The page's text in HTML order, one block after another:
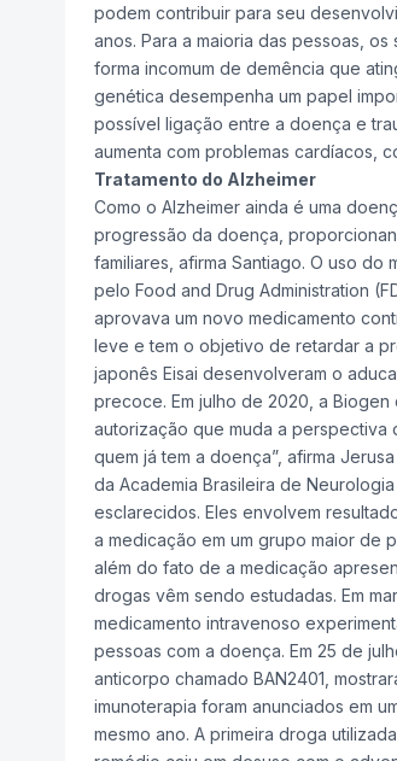
podem contribuir para seu
anos. Para a maioria das pessoas,
forma incomum de demência que
genética desempenha um papel
possível ligação entre a doença e
aumenta com problemas cardíacos,
Tratamento do Alzheimer
Como o Alzheimer ainda é uma
progressão da doença,
familiares, afirma Santiago. O uso
pelo Food and Drug Administration
aprovava um novo medicamento
leve e tem o objetivo de retardar a
japonês Eisai desenvolveram o
precoce. Em julho de 2020, a
autorização que muda a perspectiva
quem já tem a doença”, afirma
da Academia Brasileira de
esclarecidos. Eles envolvem
a medicação em um grupo maior de
além do fato de a medicação
drogas vêm sendo estudadas. Em
medicamento intravenoso
pessoas com a doença. Em 25 de
anticorpo chamado BAN2401,
imunoterapia foram anunciados em
mesmo ano. A primeira droga